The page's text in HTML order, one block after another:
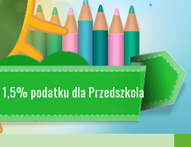
1,5% podatku dla Przedszkola